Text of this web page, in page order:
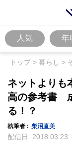
人気 年
トップ> 暮らし >
ネットよりも
高の参考書
る！？
執筆者 : 柴沼直美
配信日: 2018.03.23